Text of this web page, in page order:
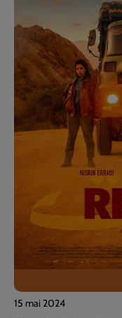
15 mai 2024